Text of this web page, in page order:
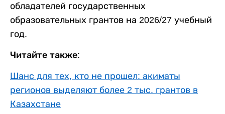
обладателей государственных
образовательных грантов на 2026/27 учебный
год.
Читайте также:
Шанс для тех, кто не прошел: акиматы
регионов выделяют более 2 тыс. грантов в
Казахстане